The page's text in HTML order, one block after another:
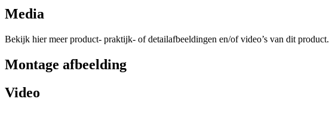
Media
Bekijk hier meer product- praktijk- of detailafbeeldingen en/of video’s van dit product.
Montage afbeelding
Video